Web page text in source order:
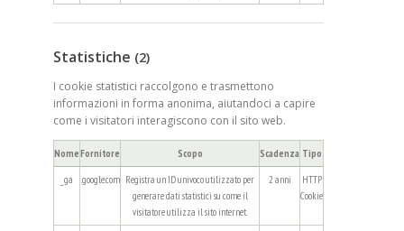
Statistiche (2)
I cookie statistici raccolgono e trasmettono
informazioni in forma anonima, aiutandoci a capire
come i visitatori interagiscono con il sito web.
NomeFornitore Scopo Scadenza Tipo
_ga .google.com Registra un ID univoco utilizzato per
generare dati statistici su come il
visitatore utilizza il sito internet.
2 anni
HTTP
Cookie